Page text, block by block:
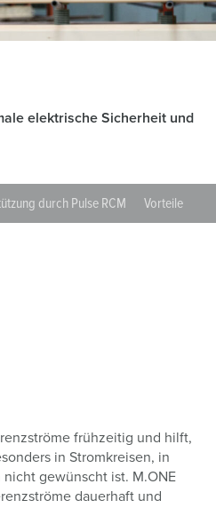
elektrische Sicherheit und
durch Pulse RCM Vorteile
frühzeitig und hilft,
in Stromkreisen, in
gewünscht ist. M.ONE
dauerhaft und